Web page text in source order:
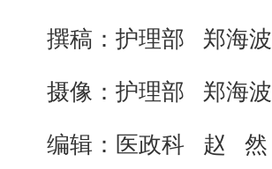
撰稿：护理部 郑海波
摄像：护理部 郑海波
编辑：医政科 赵 然